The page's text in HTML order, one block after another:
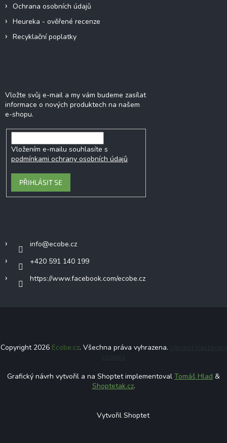
Ochrana osobních údajů
Heureka - ověřené recenze
Recyklační poplatky
Vložte svůj e-mail a my vám budeme zasílat
informace o nových produktech na našem
e-shopu.
Vložením e-mailu souhlasíte s
podmínkami ochrany osobních údajů
PŘIHLÁSIT SE
info@ecobe.cz
+420 591 140 199
https://www.facebook.com/ecobe.cz
Copyright 2026 Ecobe.cz. Všechna práva vyhrazena.
Grafický návrh vytvořil a na Shoptet implementoval Tomáš Hlad &
Shoptetak.cz.
Vytvořil Shoptet